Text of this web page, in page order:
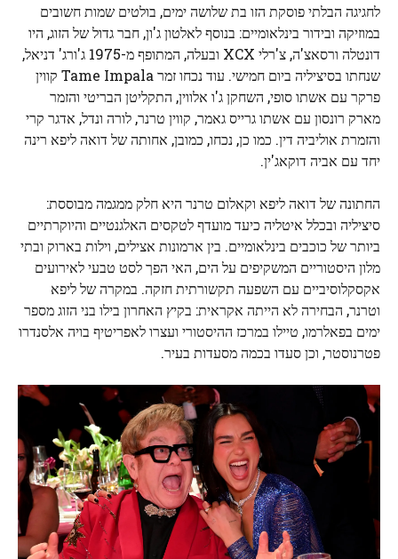
לחגיגה הבלתי פוסקת הזו בת שלושה ימים, בולטים שמות חשובים
במוזיקה ובידור בינלאומיים: בנוסף לאלטון ג'ון, חבר גדול של הזוג, היו
דונטלה ורסאצ'ה, צ'רלי XCX ובעלה, המתופף מ-1975 ג'ורג' דניאל,
שנחתו בסיציליה ביום חמישי. עוד נכחו זמר Tame Impala קווין
פרקר עם אשתו סופי, השחקן ג'ו אלווין, התקליטן הבריטי והזמר
מארק רונסון עם אשתו גרייס גאמר, קווין טרנר, לורה ונדל, אדגר קרי
והזמרת אוליביה דין. כמו כן, נכחו, כמובן, אחותה של דואה ליפא רינה
יחד עם אביה דוקאג'ין.
החתונה של דואה ליפא וקאלום טרנר היא חלק ממגמה מבוססת:
סיציליה ובכלל איטליה כיעד מועדף לטקסים האלגנטיים והיוקרתיים
ביותר של כוכבים בינלאומיים. בין ארמונות אצילים, וילות בארוק ובתי
מלון היסטוריים המשקיפים על הים, האי הפך לסט טבעי לאירועים
אקסקלוסיביים עם השפעה תקשורתית חזקה. במקרה של ליפא
וטרנר, הבחירה לא הייתה אקראית: בקיץ האחרון בילו בני הזוג מספר
ימים בפאלרמו, טיילו במרכז ההיסטורי ועצרו לאפריטיף בויה אלסנדרו
פטרנוסטר, וכן סעדו בכמה מסעדות בעיר.